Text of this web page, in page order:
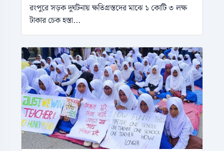
রংপুরে সড়ক দুর্ঘটনায় ক্ষতিগ্রস্তদের মাঝে ১ কোটি ৩ লক্ষ
টাকার চেক হস্তা...